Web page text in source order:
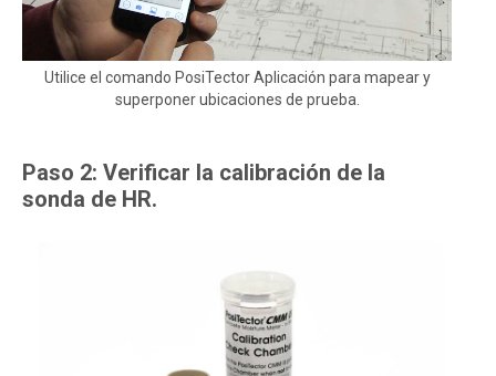
Utilice el comando PosiTector Aplicación para mapear y
superponer ubicaciones de prueba.
Paso 2: Verificar la calibración de la
sonda de HR.